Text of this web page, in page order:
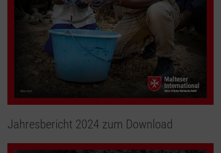
Jahresbericht 2024 zum Download